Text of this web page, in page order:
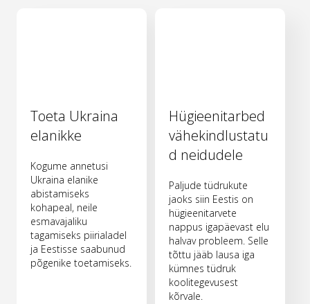
Toeta Ukraina
elanikke
Kogume annetusi
Ukraina elanike
abistamiseks
kohapeal, neile
esmavajaliku
tagamiseks piirialadel
ja Eestisse saabunud
põgenike toetamiseks.
Hügieenitarbed
vähekindlustatu
d neidudele
Paljude tüdrukute
jaoks siin Eestis on
hügieenitarvete
nappus igapäevast elu
halvav probleem. Selle
tõttu jääb lausa iga
kümnes tüdruk
koolitegevusest
kõrvale.